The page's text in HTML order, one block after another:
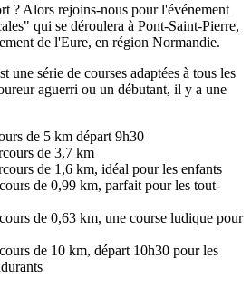
? Alors rejoins-nous pour l'événement
qui se déroulera à Pont-Saint-Pierre,
de l'Eure, en région Normandie.
une série de courses adaptées à tous les
aguerri ou un débutant, il y a une
de 5 km départ 9h30
de 3,7 km
de 1,6 km, idéal pour les enfants
de 0,99 km, parfait pour les tout-
de 0,63 km, une course ludique pour
de 10 km, départ 10h30 pour les